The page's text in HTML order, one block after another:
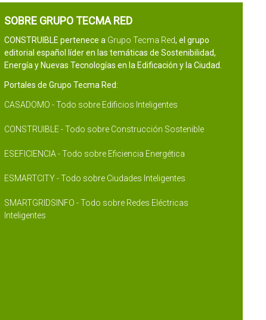
SOBRE GRUPO TECMA RED
CONSTRUIBLE pertenece a Grupo Tecma Red, el grupo
editorial español líder en las temáticas de Sostenibilidad,
Energía y Nuevas Tecnologías en la Edificación y la Ciudad.
Portales de Grupo Tecma Red:
CASADOMO - Todo sobre Edificios Inteligentes
CONSTRUIBLE - Todo sobre Construcción Sostenible
ESEFICIENCIA - Todo sobre Eficiencia Energética
ESMARTCITY - Todo sobre Ciudades Inteligentes
SMARTGRIDSINFO - Todo sobre Redes Eléctricas
Inteligentes